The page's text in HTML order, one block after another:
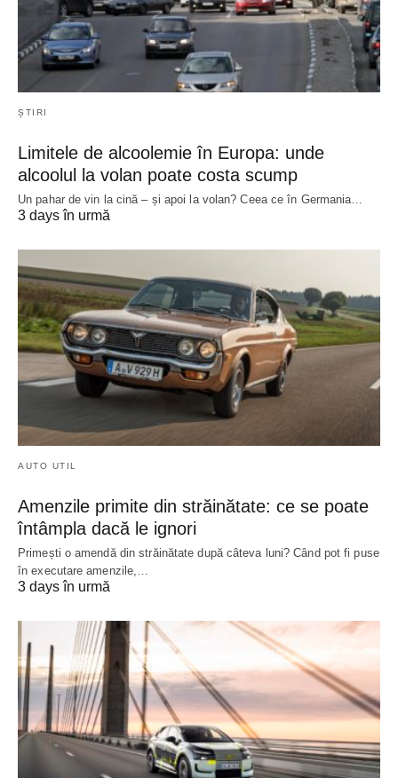
ȘTIRI
Limitele de alcoolemie în Europa: unde
alcoolul la volan poate costa scump
Un pahar de vin la cină – și apoi la volan? Ceea ce în Germania…
3 days în urmă
AUTO UTIL
Amenzile primite din străinătate: ce se poate
întâmpla dacă le ignori
Primești o amendă din străinătate după câteva luni? Când pot fi puse
în executare amenzile,…
3 days în urmă